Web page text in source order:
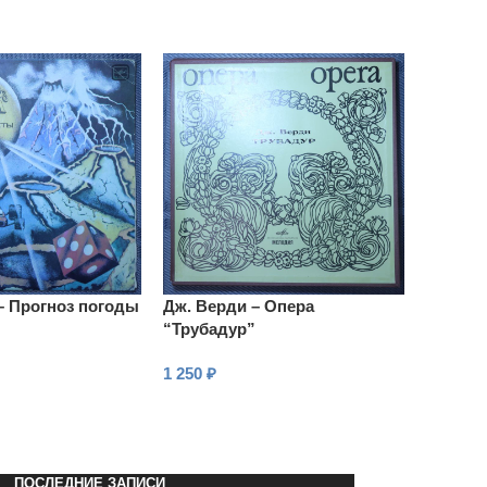
Прогноз погоды
Дж. Верди – Опера
“Трубадур”
1 250 ₽
ПОСЛЕДНИЕ ЗАПИСИ